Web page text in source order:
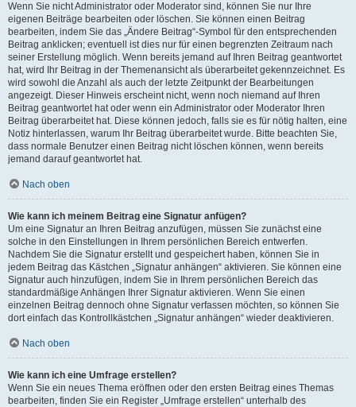
Wenn Sie nicht Administrator oder Moderator sind, können Sie nur Ihre
eigenen Beiträge bearbeiten oder löschen. Sie können einen Beitrag
bearbeiten, indem Sie das „Ändere Beitrag“-Symbol für den entsprechenden
Beitrag anklicken; eventuell ist dies nur für einen begrenzten Zeitraum nach
seiner Erstellung möglich. Wenn bereits jemand auf Ihren Beitrag geantwortet
hat, wird Ihr Beitrag in der Themenansicht als überarbeitet gekennzeichnet. Es
wird sowohl die Anzahl als auch der letzte Zeitpunkt der Bearbeitungen
angezeigt. Dieser Hinweis erscheint nicht, wenn noch niemand auf Ihren
Beitrag geantwortet hat oder wenn ein Administrator oder Moderator Ihren
Beitrag überarbeitet hat. Diese können jedoch, falls sie es für nötig halten, eine
Notiz hinterlassen, warum Ihr Beitrag überarbeitet wurde. Bitte beachten Sie,
dass normale Benutzer einen Beitrag nicht löschen können, wenn bereits
jemand darauf geantwortet hat.
Nach oben
Wie kann ich meinem Beitrag eine Signatur anfügen?
Um eine Signatur an Ihren Beitrag anzufügen, müssen Sie zunächst eine
solche in den Einstellungen in Ihrem persönlichen Bereich entwerfen.
Nachdem Sie die Signatur erstellt und gespeichert haben, können Sie in
jedem Beitrag das Kästchen „Signatur anhängen“ aktivieren. Sie können eine
Signatur auch hinzufügen, indem Sie in Ihrem persönlichen Bereich das
standardmäßige Anhängen Ihrer Signatur aktivieren. Wenn Sie einen
einzelnen Beitrag dennoch ohne Signatur verfassen möchten, so können Sie
dort einfach das Kontrollkästchen „Signatur anhängen“ wieder deaktivieren.
Nach oben
Wie kann ich eine Umfrage erstellen?
Wenn Sie ein neues Thema eröffnen oder den ersten Beitrag eines Themas
bearbeiten, finden Sie ein Register „Umfrage erstellen“ unterhalb des